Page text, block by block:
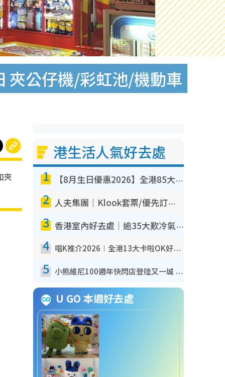
夾公仔機/彩虹池/機動車
夾
港生活人氣好去處
1 【8月生日優惠2026】全港85大食買玩著數攻略 自助餐/火鍋放題同行免費＋誠品/DONKI送現金券
2 人夫集團｜Klook套票/優先訂票/公開發售搶飛攻略！附票價.購票連結.場地座位表
3 香港室內好去處｜逾35大歎冷氣室內好去處推介 室內活動免費避雨無懼落雨
4 唱K推介2026︱全港13大卡啦OK好去處！最平$36起 日文K都有！(附地址+收費詳情)
5 小熊維尼100週年快閃店登陸又一城 重現百畝森林經典場景／獨家限定盲盒登場／專屬DIY香水
U GO 本週好去處